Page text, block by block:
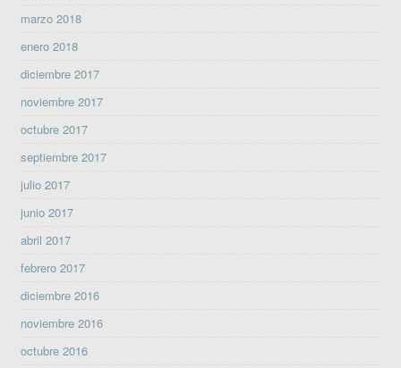
marzo 2018
enero 2018
diciembre 2017
noviembre 2017
octubre 2017
septiembre 2017
julio 2017
junio 2017
abril 2017
febrero 2017
diciembre 2016
noviembre 2016
octubre 2016